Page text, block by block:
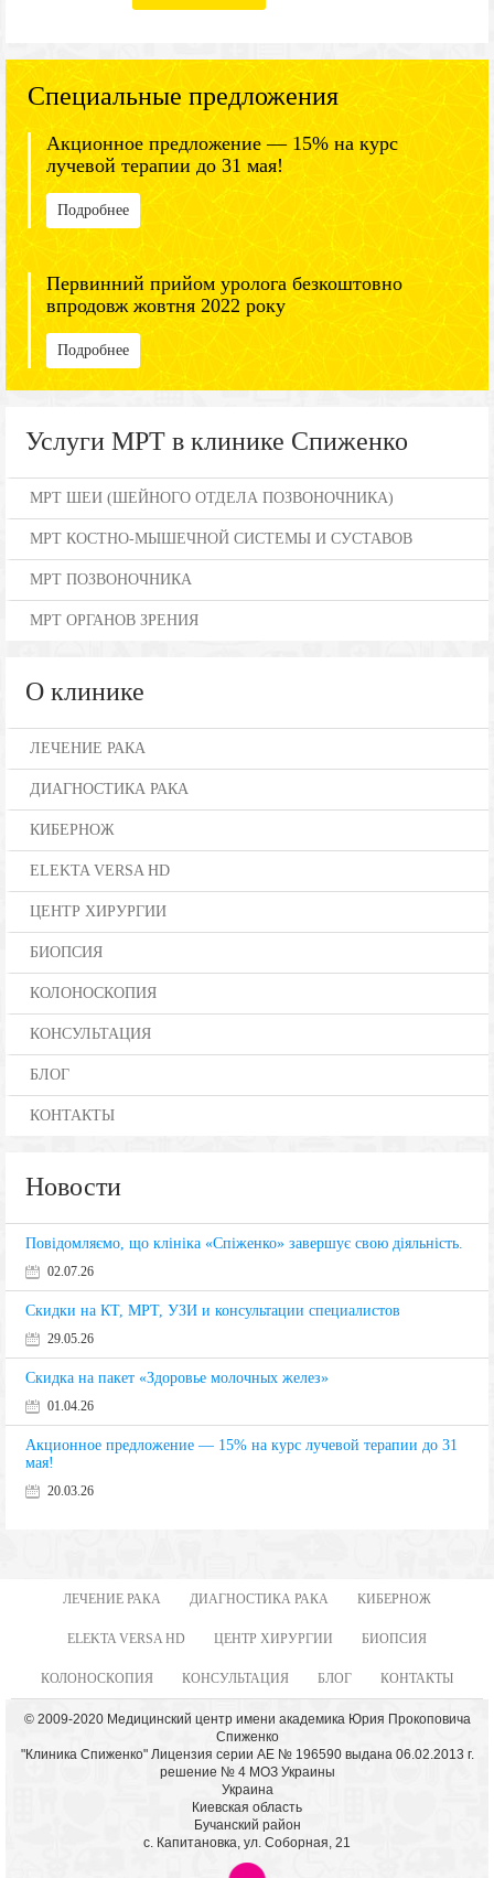
Специальные предложения
Акционное предложение — 15% на курс
лучевой терапии до 31 мая!
Подробнее
Первинний прийом уролога безкоштовно
впродовж жовтня 2022 року
Подробнее
Услуги МРТ в клинике Спиженко
МРТ ШЕИ (ШЕЙНОГО ОТДЕЛА ПОЗВОНОЧНИКА)
МРТ КОСТНО-МЫШЕЧНОЙ СИСТЕМЫ И СУСТАВОВ
МРТ ПОЗВОНОЧНИКА
МРТ ОРГАНОВ ЗРЕНИЯ
О клинике
ЛЕЧЕНИЕ РАКА
ДИАГНОСТИКА РАКА
КИБЕРНОЖ
ELEKTA VERSA HD
ЦЕНТР ХИРУРГИИ
БИОПСИЯ
КОЛОНОСКОПИЯ
КОНСУЛЬТАЦИЯ
БЛОГ
КОНТАКТЫ
Новости
Повідомляємо, що клініка «Спіженко» завершує свою діяльність.
02.07.26
Скидки на КТ, МРТ, УЗИ и консультации специалистов
29.05.26
Скидка на пакет «Здоровье молочных желез»
01.04.26
Акционное предложение — 15% на курс лучевой терапии до 31
мая!
20.03.26
ЛЕЧЕНИЕ РАКА ДИАГНОСТИКА РАКА КИБЕРНОЖ
ELEKTA VERSA HD ЦЕНТР ХИРУРГИИ БИОПСИЯ
КОЛОНОСКОПИЯ КОНСУЛЬТАЦИЯ БЛОГ КОНТАКТЫ
© 2009-2020 Медицинский центр имени академика Юрия Прокоповича
Спиженко
"Клиника Спиженко" Лицензия серии АЕ № 196590 выдана 06.02.2013 г.
решение № 4 МОЗ Украины
Украина
Киевская область
Бучанский район
с. Капитановка, ул. Соборная, 21